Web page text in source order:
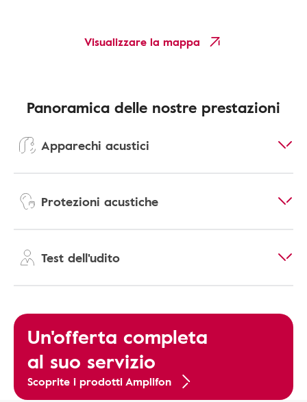
Visualizzare la mappa
Panoramica delle nostre prestazioni
Apparechi acustici
Protezioni acustiche
Test dell'udito
Un'offerta completa
al suo servizio
Scoprite i prodotti Amplifon